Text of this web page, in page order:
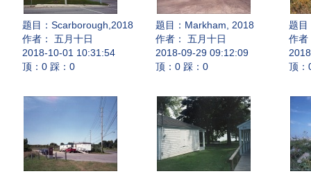
题目： Scarborough,2018
作者： 五月十日
2018-10-01 10:31:54
顶：0 踩：0
题目： Markham, 2018
作者： 五月十日
2018-09-29 09:12:09
顶：0 踩：0
题目
作者
顶：